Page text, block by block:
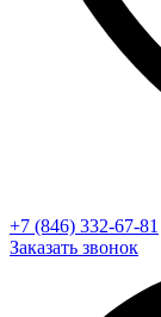
+7 (846) 332-67-81
Заказать звонок